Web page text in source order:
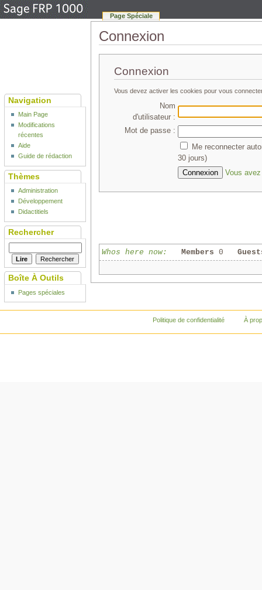
Connexion
Connexion
Vous devez activer les cookies pour vous
Nom
d'utilisateur :
Mot de passe :
Me reconnecter
30 jours)
Vous
Whos here now: Members 0
Page Spéciale
Navigation
Main Page
Modifications
récentes
Aide
Guide de rédaction
Thèmes
Administration
Développement
Didactitiels
Rechercher
Boîte À Outils
Pages spéciales
Politique de confidentialité À